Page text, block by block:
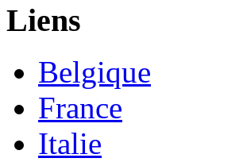
Liens
Belgique
France
Italie